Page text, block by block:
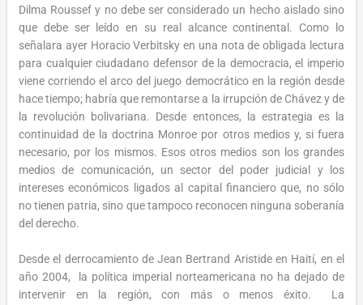
Dilma Roussef y no debe ser considerado un hecho aislado sino
que debe ser leído en su real alcance continental. Como lo
señalara ayer Horacio Verbitsky en una nota de obligada lectura
para cualquier ciudadano defensor de la democracia, el imperio
viene corriendo el arco del juego democrático en la región desde
hace tiempo; habría que remontarse a la irrupción de Chávez y de
la revolución bolivariana. Desde entonces, la estrategia es la
continuidad de la doctrina Monroe por otros medios y, si fuera
necesario, por los mismos. Esos otros medios son los grandes
medios de comunicación, un sector del poder judicial y los
intereses económicos ligados al capital financiero que, no sólo
no tienen patria, sino que tampoco reconocen ninguna soberanía
del derecho.
Desde el derrocamiento de Jean Bertrand Aristide en Haití, en el
año 2004, la política imperial norteamericana no ha dejado de
intervenir en la región, con más o menos éxito. La